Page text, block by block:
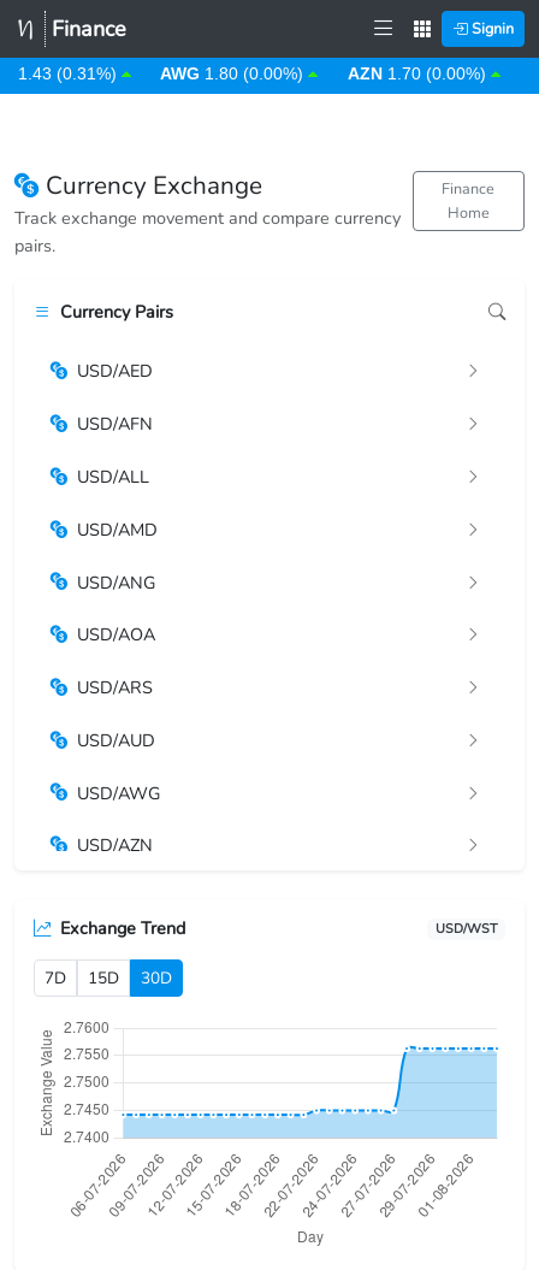
Finance Signin
1.43 (0.31%) AWG 1.80 (0.00%) AZN 1.70 (0.00%)
Currency Exchange
Track exchange movement and compare currency
pairs.
Finance
Home
Currency Pairs
USD/AED
USD/AFN
USD/ALL
USD/AMD
USD/ANG
USD/AOA
USD/ARS
USD/AUD
USD/AWG
USD/AZN
USD/BDT
USD/BGN
USD/BHD
USD/BIF
USD/BMD
Exchange Trend USD/WST
7D 15D 30D